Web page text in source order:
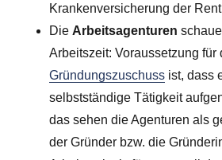
Krankenversicherung der
Die Arbeitsagenturen
Arbeitszeit: Voraussetzung für
Gründungszuschuss ist, dass
selbstständige Tätigkeit
das sehen die Agenturen als
der Gründer bzw. die